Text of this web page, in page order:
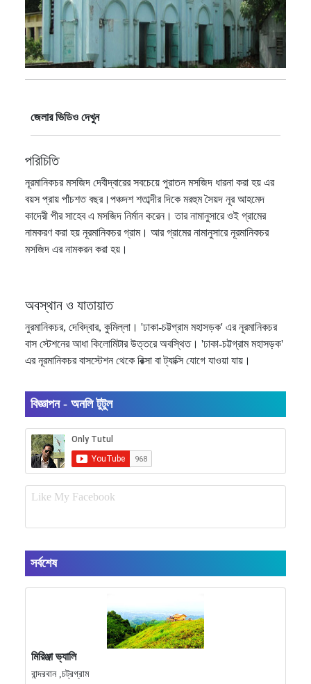
জেলার ভিডিও দেখুন
পরিচিতি
নূরমানিকচর মসজিদ দেবীদ্বারের সবচেয়ে পুরাতন মসজিদ ধারনা করা হয় এর
বয়স প্রায় পাঁচশত বছর।পঞ্চদশ শতাব্দীর দিকে মরহুম সৈয়দ নূর আহমেদ
কাদেরী পীর সাহেব এ মসজিদ নির্মান করেন। তার নামানুসারে ওই গ্রামের
নামকরণ করা হয় নূরমানিকচর গ্রাম। আর গ্রামের নামানুসারে নূরমানিকচর
মসজিদ এর নামকরন করা হয়।
অবস্থান ও যাতায়াত
নুরমানিকচর, দেবিদ্বার, কুমিল্লা। 'ঢাকা-চট্টগ্রাম মহাসড়ক' এর নূরমানিকচর
বাস স্টেশনের আধা কিলোমিটার উত্তরে অবস্থিত। 'ঢাকা-চট্টগ্রাম মহাসড়ক'
এর নূরমানিকচর বাসস্টেশন থেকে রিক্সা বা ট্যাক্সি যোগে যাওয়া যায়।
বিজ্ঞাপন - অনলি টুটুল
Like My Facebook
সর্বশেষ
মিরিঞ্জা ভ্যালি
বান্দরবান ,চট্রগ্রাম